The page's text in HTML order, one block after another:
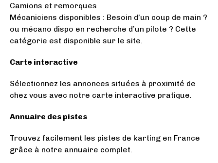
Camions et remorques
Mécaniciens disponibles : Besoin d’un coup de main ?
ou mécano dispo en recherche d’un pilote ? Cette
catégorie est disponible sur le site.
Carte interactive
Sélectionnez les annonces situées à proximité de
chez vous avec notre carte interactive pratique.
Annuaire des pistes
Trouvez facilement les pistes de karting en France
grâce à notre annuaire complet.